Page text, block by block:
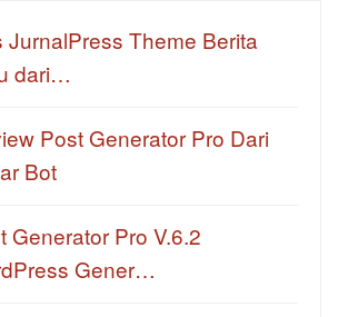
JurnalPress Theme Berita
dari…
Post Generator Pro Dari
Bot
Generator Pro V.6.2
Gener…